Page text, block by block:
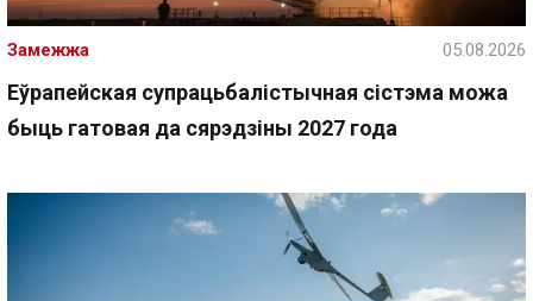
Еўрапейская супрацьбалістычная сістэма можа
быць гатовая да сярэдзіны 2027 года
Замежжа 05.08.2026